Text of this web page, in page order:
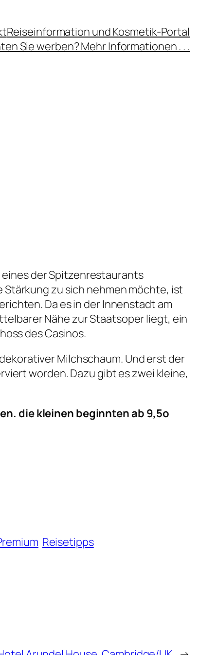
Reiseinformation und Kosmetik-Portal
Sie werben? Mehr Informationen . . .
der Spitzenrestaurants
Stärkung zu sich nehmen möchte, ist
Da es in der Innenstadt am
Nähe zur Staatsoper liegt, ein
des Casinos.
Milchschaum. Und erst der
worden. Dazu gibt es zwei kleine,
die kleinen beginnten ab 9,5o
Reisetipps